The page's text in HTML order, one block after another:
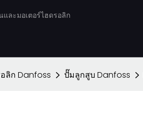
ละมอเตอร์ไฮดรอลิก
ลิก Danfoss ปั๊มลูกสูบ Danfoss